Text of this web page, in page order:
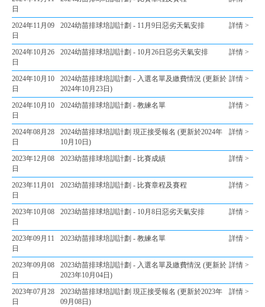
日
2024年11月09
日
2024幼苗排球培訓計劃 - 11月9日惡劣天氣安排 詳情 >
2024年10月26
日
2024幼苗排球培訓計劃 - 10月26日惡劣天氣安排 詳情 >
2024年10月10
日
2024幼苗排球培訓計劃 - 入選名單及繳費情況 (更新於
2024年10月23日)
詳情 >
2024年10月10
日
2024幼苗排球培訓計劃 - 教練名單 詳情 >
2024年08月28
日
2024幼苗排球培訓計劃 現正接受報名 (更新於2024年
10月10日)
詳情 >
2023年12月08
日
2023幼苗排球培訓計劃 - 比賽成績 詳情 >
2023年11月01
日
2023幼苗排球培訓計劃 - 比賽章程及賽程 詳情 >
2023年10月08
日
2023幼苗排球培訓計劃 - 10月8日惡劣天氣安排 詳情 >
2023年09月11
日
2023幼苗排球培訓計劃 - 教練名單 詳情 >
2023年09月08
日
2023幼苗排球培訓計劃 - 入選名單及繳費情況 (更新於
2023年10月04日)
詳情 >
2023年07月28
日
2023幼苗排球培訓計劃 現正接受報名 (更新於2023年
09月08日)
詳情 >